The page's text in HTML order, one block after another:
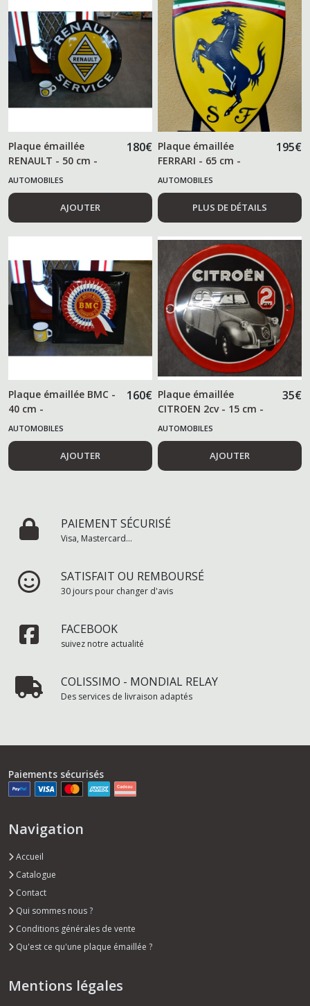
Plaque émaillée
RENAULT - 50 cm -
180€
AUTOMOBILES
AJOUTER
Plaque émaillée
FERRARI - 65 cm -
195€
AUTOMOBILES
PLUS DE DÉTAILS
Plaque émaillée BMC -
40 cm -
160€
AUTOMOBILES
AJOUTER
Plaque émaillée
CITROEN 2cv - 15 cm -
35€
AUTOMOBILES
AJOUTER
PAIEMENT SÉCURISÉ
Visa, Mastercard...
SATISFAIT OU REMBOURSÉ
30 jours pour changer d'avis
FACEBOOK
suivez notre actualité
COLISSIMO - MONDIAL RELAY
Des services de livraison adaptés
Paiements sécurisés
Navigation
Accueil
Catalogue
Contact
Qui sommes nous ?
Conditions générales de vente
Qu'est ce qu'une plaque émaillée ?
Mentions légales